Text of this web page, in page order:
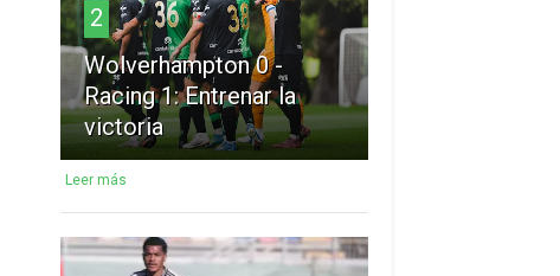
2
Wolverhampton 0 -
Racing 1: Entrenar la
victoria
Leer más